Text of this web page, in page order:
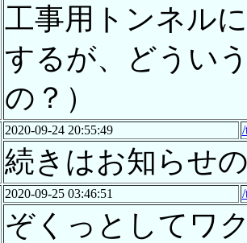
工事用トンネル
するが、どうい
の？）
2020-09-24 20:55:49
続きはお知らせ
2020-09-25 03:46:51
ぞくっとしてワ